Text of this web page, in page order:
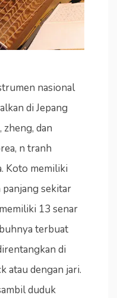
nasional
di Jepang
dan
n tranh
Koto memiliki
sekitar
13 senar
terbuat
di
atau dengan jari.
duduk